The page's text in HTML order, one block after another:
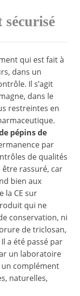
qui est fait à
dans un
Il s’agit
dans le
restreintes en
pépins de
par
de qualités
être rassuré, car
bien aux
la CE sur
qui ne
conservation, ni
de triclosan,
a été passé par
un laboratoire
un complément
naturelles,